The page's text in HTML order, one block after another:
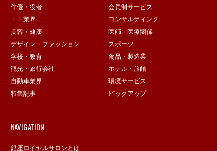
俳優・役者
会員制サービス
ＩＴ業界
コンサルティング
美容・健康
医師・医療関係
デザイン・ファッション
スポーツ
学校・教育
食品・製造業
観光・旅行会社
ホテル・旅館
自動車業界
環境サービス
特集記事
ピックアップ
NAVIGATION
銀座ロイヤルサロンとは